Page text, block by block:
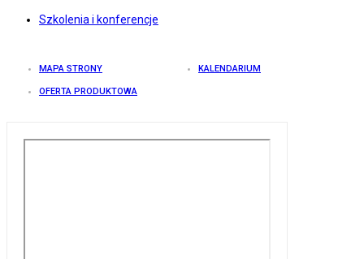
Szkolenia i konferencje
MAPA STRONY KALENDARIUM
OFERTA PRODUKTOWA